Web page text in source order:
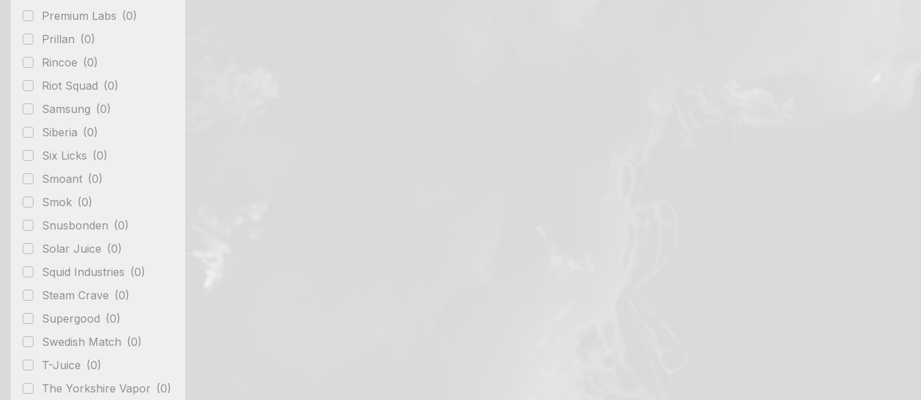
Premium Labs (0)
Prillan (0)
Rincoe (0)
Riot Squad (0)
Samsung (0)
Siberia (0)
Six Licks (0)
Smoant (0)
Smok (0)
Snusbonden (0)
Solar Juice (0)
Squid Industries (0)
Steam Crave (0)
Supergood (0)
Swedish Match (0)
T-Juice (0)
The Yorkshire Vapor (0)